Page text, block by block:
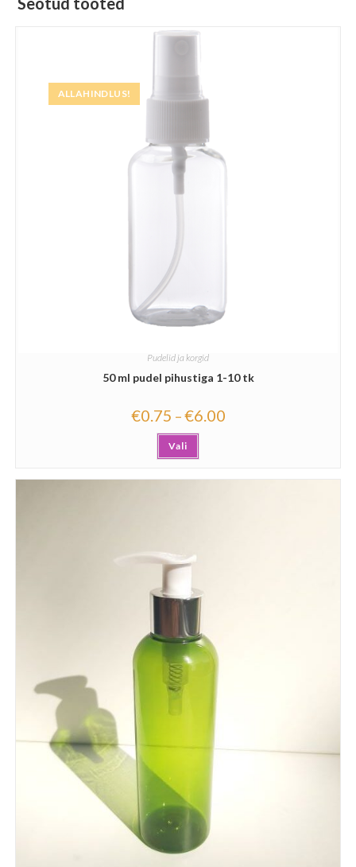
ALLAHINDLUS!
Pudelid ja korgid
50 ml pudel pihustiga 1-10 tk
€0.75 –€6.00
Vali